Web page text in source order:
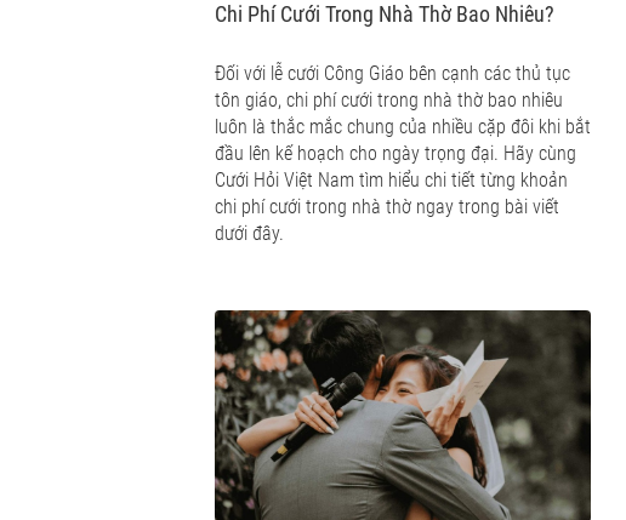
Chi Phí Cưới Trong Nhà Thờ Bao Nhiêu?
Đối với lễ cưới Công Giáo bên cạnh các thủ tục
tôn giáo, chi phí cưới trong nhà thờ bao nhiêu
luôn là thắc mắc chung của nhiều cặp đôi khi bắt
đầu lên kế hoạch cho ngày trọng đại. Hãy cùng
Cưới Hỏi Việt Nam tìm hiểu chi tiết từng khoản
chi phí cưới trong nhà thờ ngay trong bài viết
dưới đây.